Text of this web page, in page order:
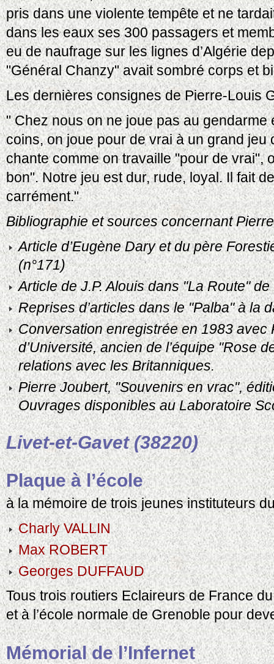
pris dans une violente tempête et ne
dans les eaux ses 300 passagers et
eu de naufrage sur les lignes d’Algérie
"Général Chanzy" avait sombré corps et
Les dernières consignes de Pierre-Louis
" Chez nous on ne joue pas au gendarme
coins, on joue pour de vrai à un grand jeu
chante comme on travaille "pour de vrai",
bon". Notre jeu est dur, rude, loyal. Il fait
carrément."
Bibliographie et sources concernant
Article d’Eugène Dary et du père
(n°171)
Article de J.P. Alouis dans "La Route"
Reprises d’articles dans le "Palba" à la
Conversation enregistrée en 1983 avec
d’Université, ancien de l’équipe "Rose
relations avec les Britanniques.
Pierre Joubert, "Souvenirs en vrac",
Ouvrages disponibles au Laboratoire
Livet-et-Gavet (38220)
Plaque à l’école
à la mémoire de trois jeunes instituteurs
Charly VALLIN
Max ROBERT
Georges DUFFAUD
Tous trois routiers Eclaireurs de France
et à l’école normale de Grenoble pour
Mémorial de l’Infernet